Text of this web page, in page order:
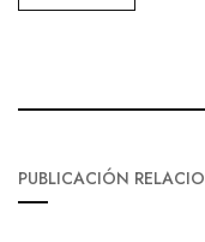
PUBLICACIÓN